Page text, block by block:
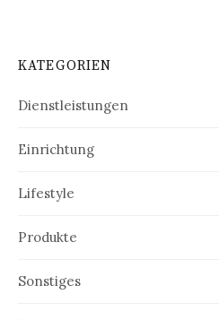
KATEGORIEN
Dienstleistungen
Einrichtung
Lifestyle
Produkte
Sonstiges